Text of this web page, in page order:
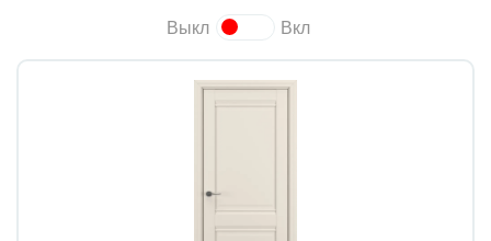
Выкл Вкл